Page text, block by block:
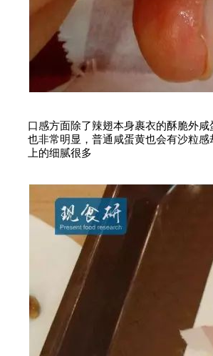
口感方面除了辣翅本身裹衣的酥脆外
也非常明显，普通咸蛋黄也会有沙粒感
上的细腻很多